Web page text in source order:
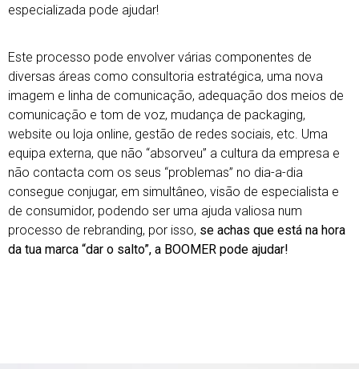
especializada pode ajudar!
Este processo pode envolver várias componentes de
diversas áreas como consultoria estratégica, uma nova
imagem e linha de comunicação, adequação dos meios de
comunicação e tom de voz, mudança de packaging,
website ou loja online, gestão de redes sociais, etc. Uma
equipa externa, que não “absorveu” a cultura da empresa e
não contacta com os seus “problemas” no dia-a-dia
consegue conjugar, em simultâneo, visão de especialista e
de consumidor, podendo ser uma ajuda valiosa num
processo de rebranding, por isso, se achas que está na hora
da tua marca “dar o salto”, a BOOMER pode ajudar!